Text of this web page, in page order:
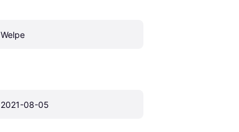
Welpe
2021-08-05